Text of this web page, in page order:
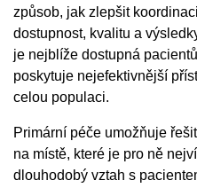
způsob, jak zlepšit
dostupnost, kvalitu a
je nejblíže dostupná
poskytuje nejefektivnější
celou populaci.
Primární péče umožňuje
na místě, které je pro ně
dlouhodobý vztah s